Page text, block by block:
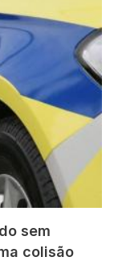
sem
colisão